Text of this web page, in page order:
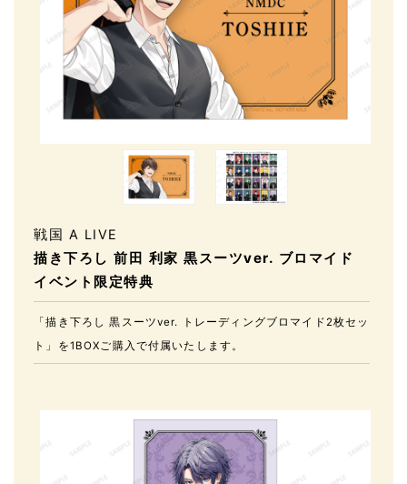
描き下ろし 前田 利家 黒スーツver. ブロマイド
イベント限定特典
戦国 A LIVE
「描き下ろし 黒スーツver. トレーディングブロマイド2枚セッ
ト」を1BOXご購入で付属いたします。